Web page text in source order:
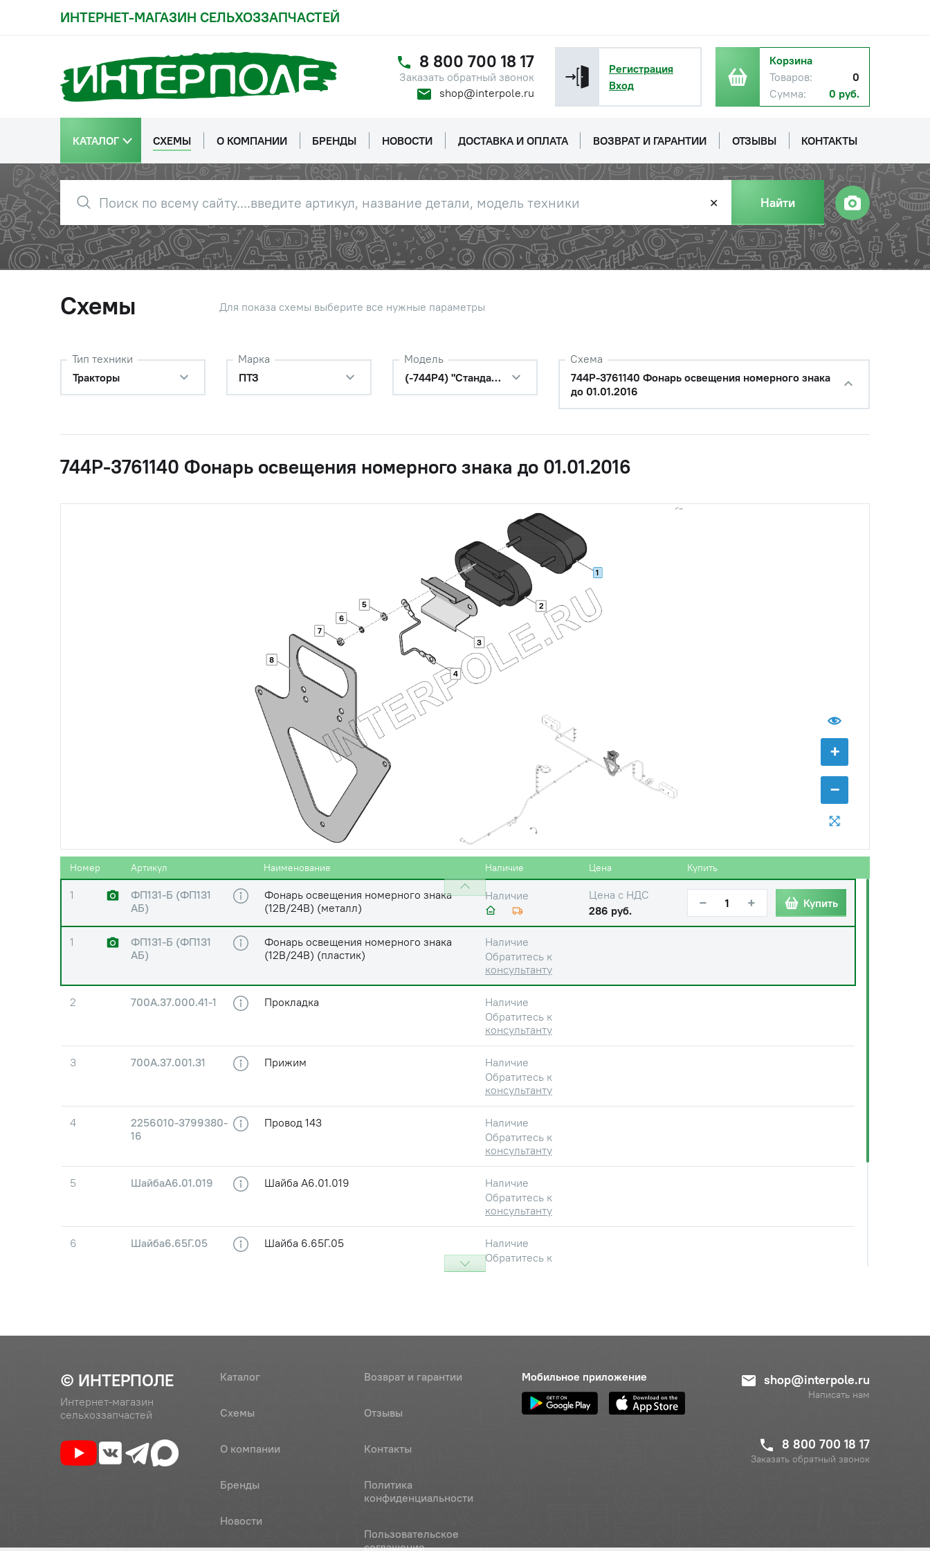
ИНТЕРНЕТ-МАГАЗИН СЕЛЬХОЗЗАПЧАСТЕЙ
8 800 700 18 17
Заказать обратный звонок
shop@interpole.ru
Регистрация
Вход
Корзина
Товаров:
0
Сумма:
0 руб.
КАТАЛОГ СХЕМЫ О КОМПАНИИ БРЕНДЫ НОВОСТИ ДОСТАВКА И ОПЛАТА ВОЗВРАТ И ГАРАНТИИ ОТЗЫВЫ КОНТАКТЫ
✕ Найти
Схемы Для показа схемы выберите все нужные параметры
Тип техники
Тракторы
Марка
ПТЗ
Модель
(-744Р4) "Стандарт"
Схема
744Р-3761140 Фонарь освещения номерного знака
до 01.01.2016
744Р-3761140 Фонарь освещения номерного знака до 01.01.2016
+
−
1
2
3
4
5
6
7
8
Номер Артикул Наименование Наличие Цена Купить
1
ФП131-Б (ФП131
АБ)
Фонарь освещения номерного знака
(12В/24В) (металл)
Наличие
Цена с НДС
286 руб.
− + Купить
1
ФП131-Б (ФП131
АБ)
Фонарь освещения номерного знака
(12В/24В) (пластик)
Наличие
Обратитесь к
консультанту
2 700А.37.000.41-1 Прокладка
Наличие
Обратитесь к
консультанту
3 700А.37.001.31 Прижим
Наличие
Обратитесь к
консультанту
4
2256010-3799380-
16
Провод 143
Наличие
Обратитесь к
консультанту
5 ШайбаА6.01.019 Шайба А6.01.019
Наличие
Обратитесь к
консультанту
6 Шайба6.65Г.05 Шайба 6.65Г.05
Наличие
Обратитесь к
консультанту
Обратитесь к
консультанту
© ИНТЕРПОЛЕ
Интернет-магазин
сельхоззапчастей
Каталог
Схемы
О компании
Бренды
Новости
Возврат и гарантии
Отзывы
Контакты
Политика
конфиденциальности
Пользовательское
соглашение
Мобильное приложение shop@interpole.ru
Написать нам
8 800 700 18 17
Заказать обратный звонок